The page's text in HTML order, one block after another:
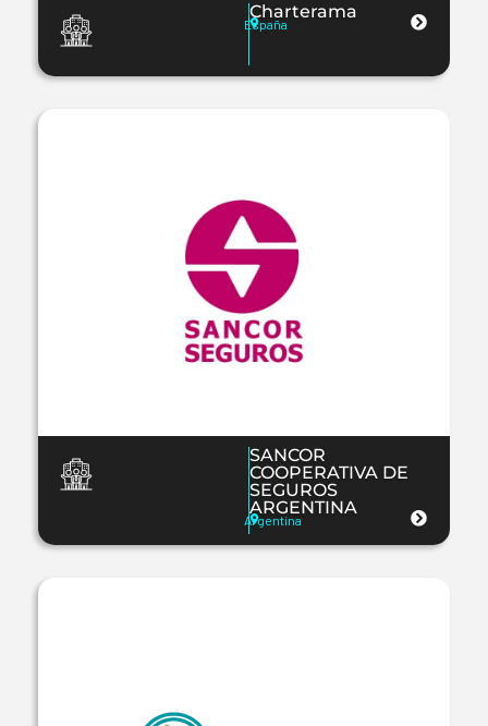
Charterama
España
SANCOR
COOPERATIVA DE
SEGUROS
ARGENTINA
Argentina